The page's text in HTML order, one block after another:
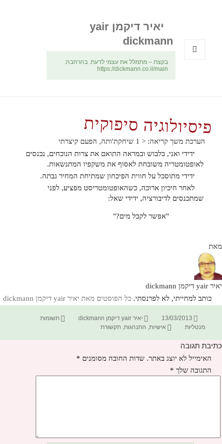
יאיר דיקמן yair
dickmann
בקצת – מתמלל את עצמי לדעת. בהרחבה:
https://dickmann.co.il/main
פיסיולוגיה סיפוקית
הערכת משך קריאה: < 1
שיחקת'ותה, הפעם קיצרתי
ידידי ואני, בלבוש ובמראה התואם את צרות הנוכחים, נכנסים
לאופטומטריה משובחת לאסוף את משקפיו המתנשאות.
ידידי מתוסכל על חווית הפיכחון שמתיחת המחיר גבתה.
לאחר חיכיון ארוכה, כשהאופטומטריסט מפציע, לפני
שמתכנסים לדיבורציה, ידידי שאל:
"אפשר לקבל מים?"
מאת
יאיר yair דיקמן dickmann
כותב למחייתי, לא לפרנסתי. כל הפוסטים מאת יאיר yair דיקמן dickmann‏
פורסם
בתאריך
13/03/2013 מחבר
יאיר yair דיקמן dickmann קטגוריות
תשומות
מנטליות
תגיות
אישיות, התנהגות,תקשורת
כתיבת תגובה
האימייל לא יוצג באתר. שדות החובה מסומנים *
התגובה שלך *